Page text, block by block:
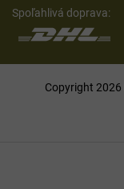
Spoľahlivá doprava:
Copyright 2026